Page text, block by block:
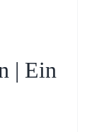
| Ein